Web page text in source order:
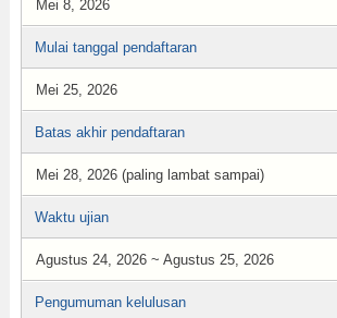
Mei 8, 2026
Mulai tanggal pendaftaran
Mei 25, 2026
Batas akhir pendaftaran
Mei 28, 2026 (paling lambat sampai)
Waktu ujian
Agustus 24, 2026 ~ Agustus 25, 2026
Pengumuman kelulusan